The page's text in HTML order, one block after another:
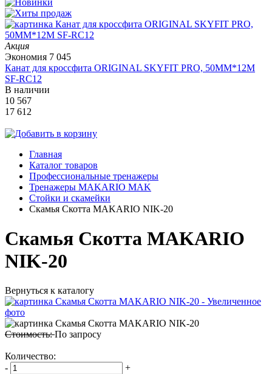
Акция
Экономия 7 045
Канат для кроссфита ORIGINAL SKYFIT PRO, 50MM*12M
SF-RС12
В наличии
10 567
17 612
Главная
Каталог товаров
Профессиональные тренажеры
Тренажеры MAKARIO MAK
Стойки и скамейки
Скамья Скотта MAKARIO NIK-20
Скамья Скотта MAKARIO
NIK-20
Вернуться к каталогу
Стоимость:По запросу
Количество:
-
+